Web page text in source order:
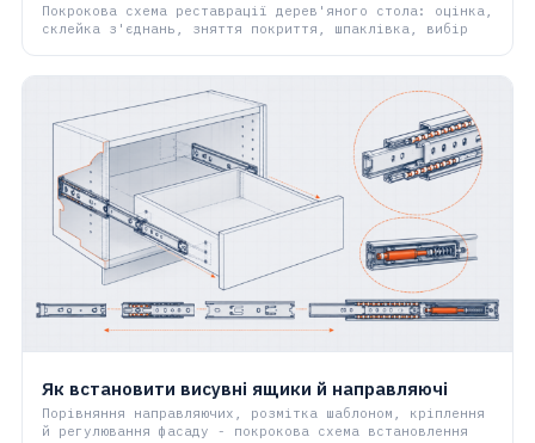
Покрокова схема реставрації дерев'яного стола: оцінка,
склейка з'єднань, зняття покриття, шпаклівка, вибір
Як встановити висувні ящики й направляючі
Порівняння направляючих, розмітка шаблоном, кріплення
й регулювання фасаду - покрокова схема встановлення